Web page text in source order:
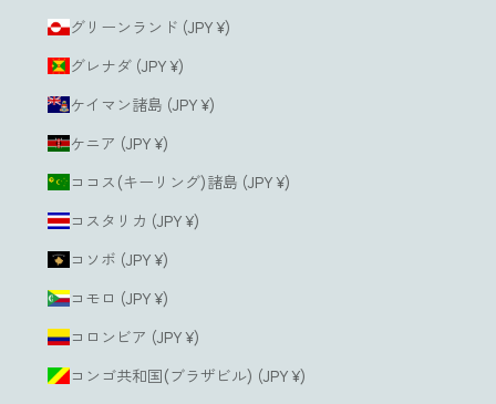
グリーンランド (JPY ¥)
グレナダ (JPY ¥)
ケイマン諸島 (JPY ¥)
ケニア (JPY ¥)
ココス(キーリング)諸島 (JPY ¥)
コスタリカ (JPY ¥)
コソボ (JPY ¥)
コモロ (JPY ¥)
コロンビア (JPY ¥)
コンゴ共和国(ブラザビル) (JPY ¥)